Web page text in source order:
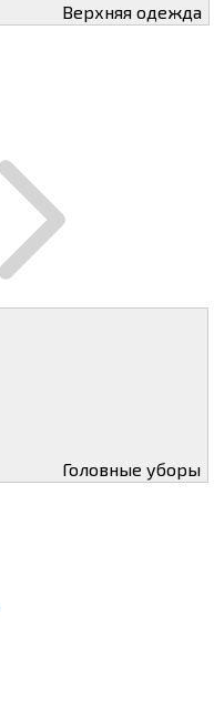
Верхняя одежда
Головные уборы